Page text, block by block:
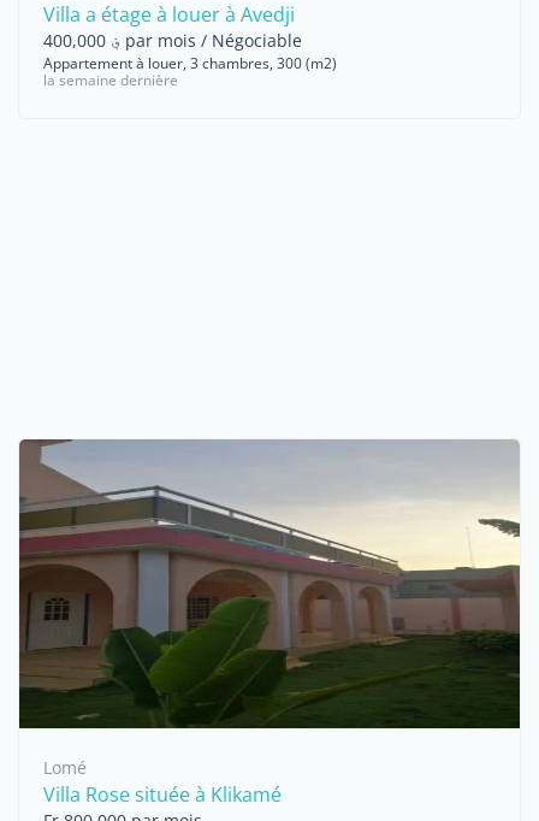
Villa a étage à louer à Avedji
؋ 400,000 par mois / Négociable
Appartement à louer, 3 chambres, 300 (m2)
la semaine dernière
Lomé
Villa Rose située à Klikamé